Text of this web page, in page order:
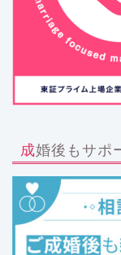
成婚後もサポ